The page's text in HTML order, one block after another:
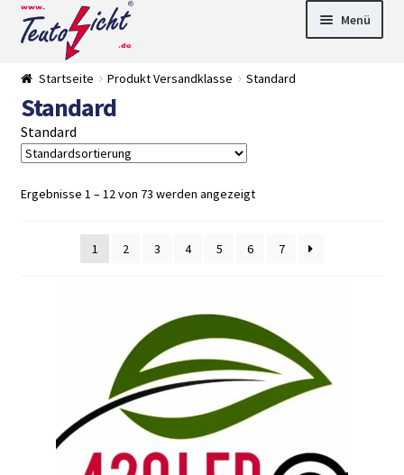
Zur
Navigation
springen
Springe
zum
Menü
Startseite Produkt Versandklasse Standard
Standard
Standard
Ergebnisse 1 – 12 von 73 werden angezeigt
1 2 3 4 5 6 7